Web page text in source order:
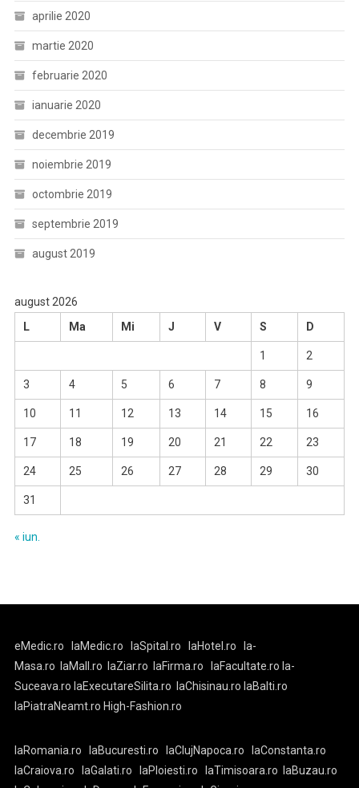
aprilie 2020
martie 2020
februarie 2020
ianuarie 2020
decembrie 2019
noiembrie 2019
octombrie 2019
septembrie 2019
august 2019
august 2026
L
Ma Mi J V S D
1 2
3 4 5 6 7 8 9
10 11 12 13 14 15 16
17 18 19 20 21 22 23
24 25 26 27 28 29 30
31
« iun.
eMedic.ro laMedic.ro laSpital.ro laHotel.ro
la-
Masa.ro
laMall.ro laZiar.ro laFirma.ro laFacultate.ro la-
Suceava.ro laExecutareSilita.ro laChisinau.ro laBalti.ro
laPiatraNeamt.ro High-Fashion.ro
laRomania.ro laBucuresti.ro laClujNapoca.ro
laConstanta.ro
laCraiova.ro
laGalati.ro laPloiesti.ro laTimisoara.ro
laBuzau.ro